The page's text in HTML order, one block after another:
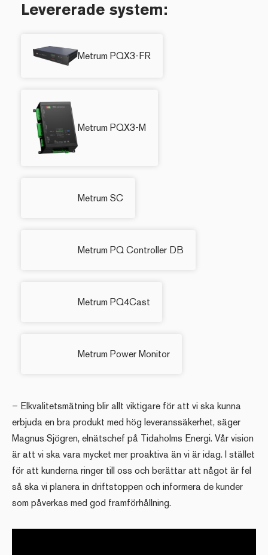
Levererade system:
Metrum PQX3-FR
Metrum PQX3-M
Metrum SC
Metrum PQ Controller DB
Metrum PQ4Cast
Metrum Power Monitor
– Elkvalitetsmätning blir allt viktigare för att vi ska kunna
erbjuda en bra produkt med hög leveranssäkerhet, säger
Magnus Sjögren, elnätschef på Tidaholms Energi. Vår vision
är att vi ska vara mycket mer proaktiva än vi är idag. I stället
för att kunderna ringer till oss och berättar att något är fel
så ska vi planera in driftstoppen och informera de kunder
som påverkas med god framförhållning.